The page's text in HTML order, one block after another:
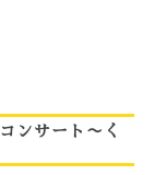
ンサート〜く